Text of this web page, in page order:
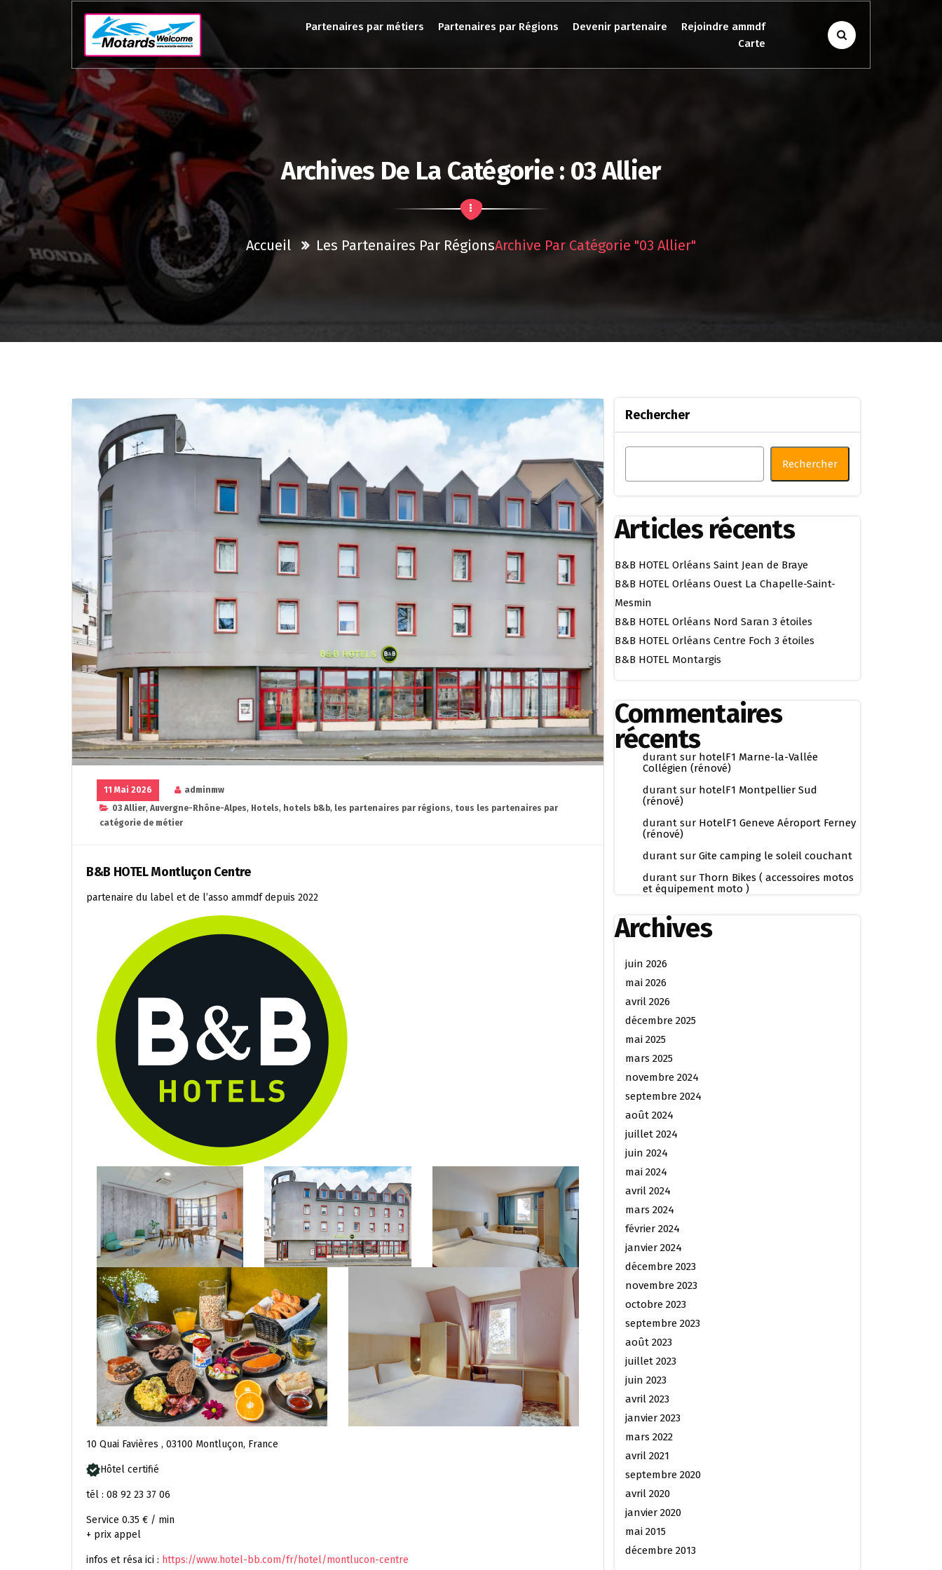
Partenaires par métiers Partenaires par Régions Devenir partenaire
Rejoindre ammdf
Carte
Archives De La Catégorie : 03 Allier
Accueil Les Partenaires Par RégionsArchive Par Catégorie "03 Allier"
11 Mai 2026
adminmw
03 Allier, Auvergne-Rhône-Alpes, Hotels, hotels b&b, les partenaires par régions, tous les partenaires par
catégorie de métier
B&B HOTEL Montluçon Centre
partenaire du label et de l’asso ammdf depuis 2022
10 Quai Favières , 03100 Montluçon, France
Hôtel certifié
tél : 08 92 23 37 06
Service 0.35 € / min
+ prix appel
infos et résa ici : https://www.hotel-bb.com/fr/hotel/montlucon-centre
Rechercher
Rechercher
Articles récents
B&B HOTEL Orléans Saint Jean de Braye
B&B HOTEL Orléans Ouest La Chapelle-Saint-
Mesmin
B&B HOTEL Orléans Nord Saran 3 étoiles
B&B HOTEL Orléans Centre Foch 3 étoiles
B&B HOTEL Montargis
Commentaires
récents
durant sur hotelF1 Marne-la-Vallée
Collégien (rénové)
durant sur hotelF1 Montpellier Sud
(rénové)
durant sur HotelF1 Geneve Aéroport Ferney
(rénové)
durant sur Gite camping le soleil couchant
durant sur Thorn Bikes ( accessoires motos
et équipement moto )
Archives
juin 2026
mai 2026
avril 2026
décembre 2025
mai 2025
mars 2025
novembre 2024
septembre 2024
août 2024
juillet 2024
juin 2024
mai 2024
avril 2024
mars 2024
février 2024
janvier 2024
décembre 2023
novembre 2023
octobre 2023
septembre 2023
août 2023
juillet 2023
juin 2023
avril 2023
janvier 2023
mars 2022
avril 2021
septembre 2020
avril 2020
janvier 2020
mai 2015
décembre 2013